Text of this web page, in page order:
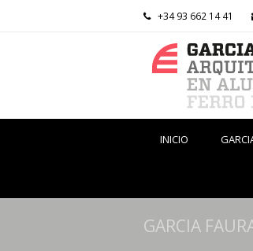
+34 93 662 14 41
INICIO
GARCIA